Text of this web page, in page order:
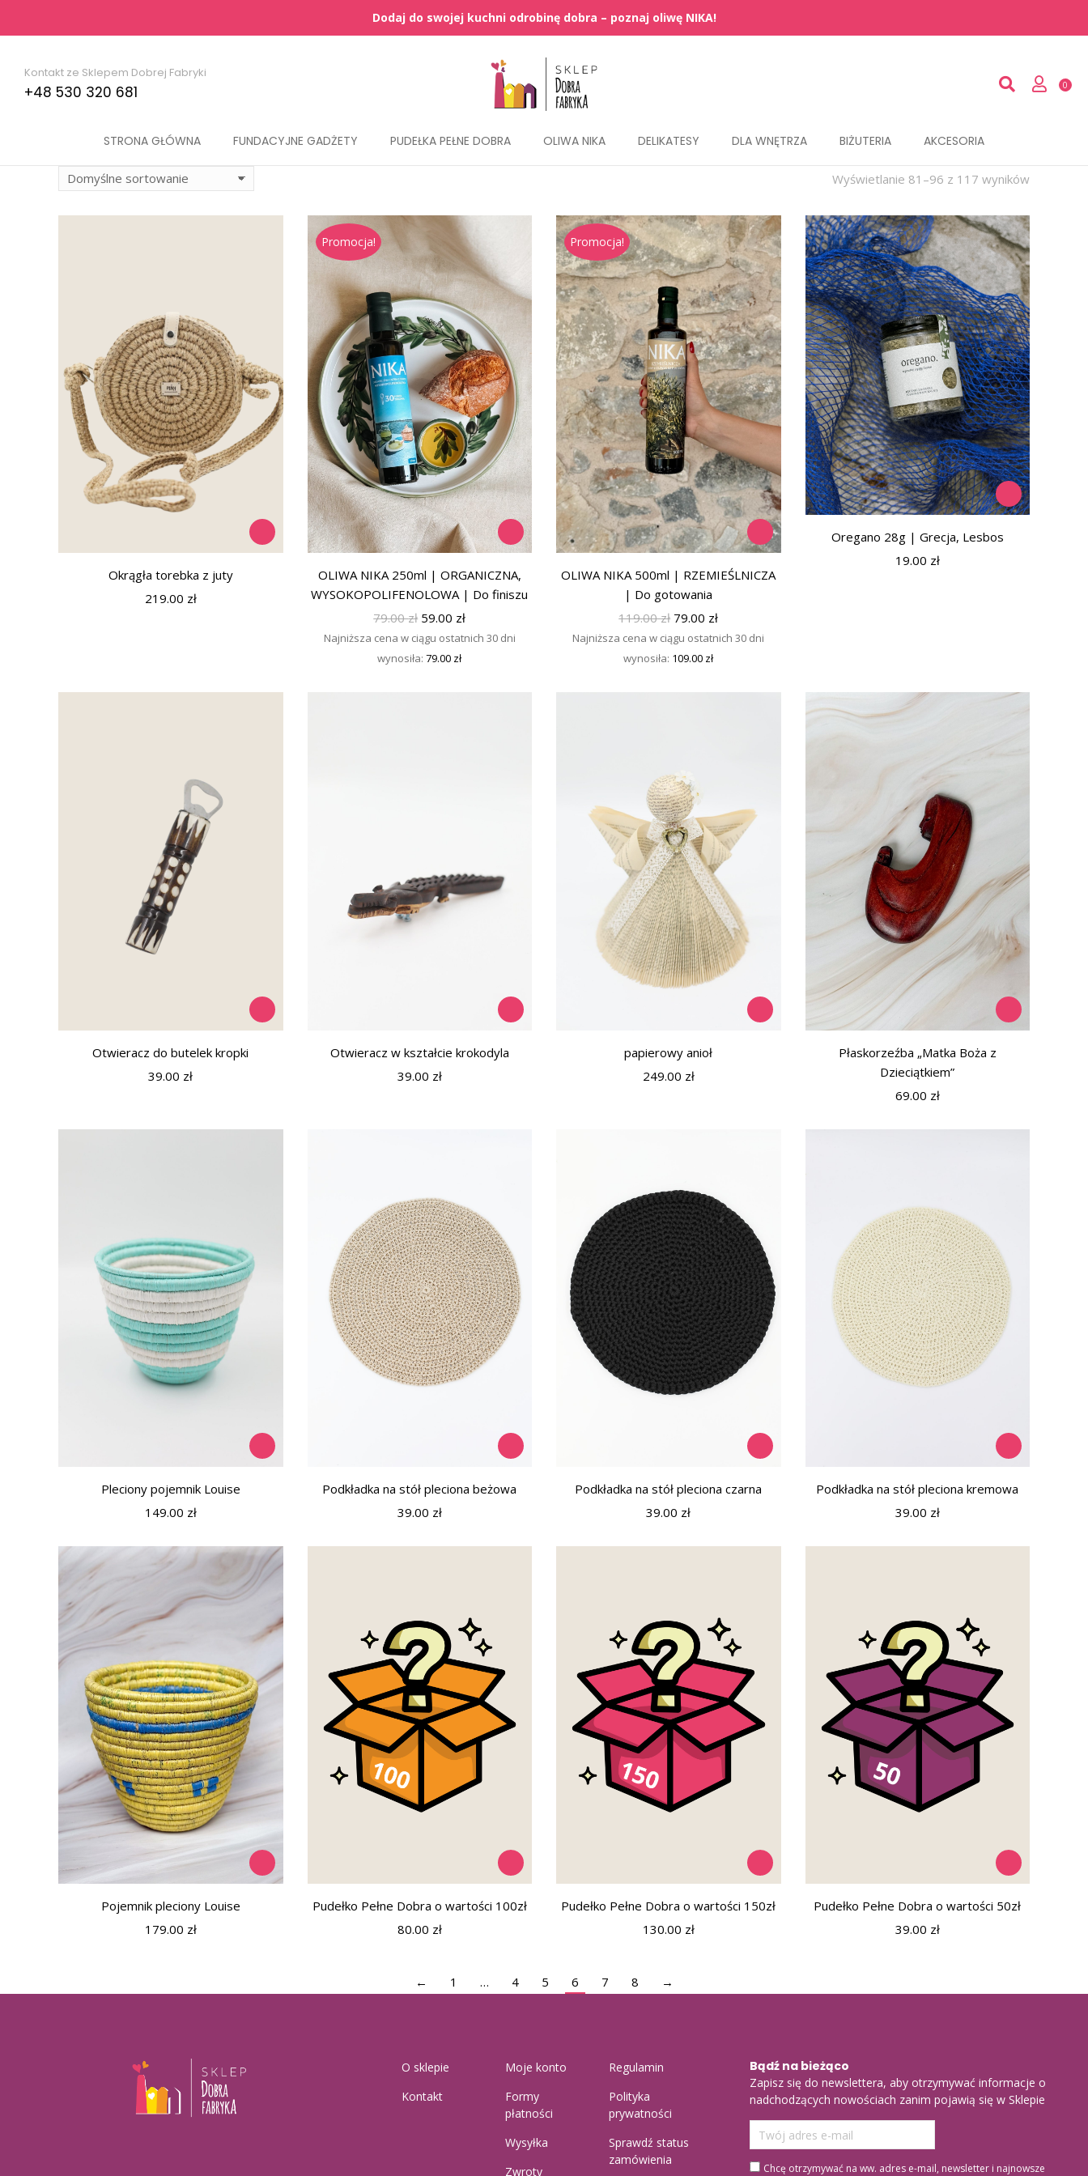
Kontakt ze Sklepem Dobrej Fabryki
+48 530 320 681
STRONA GŁÓWNA FUNDACYJNE GADŻETY PUDEŁKA PEŁNE DOBRA OLIWA NIKA DELIKATESY DLA WNĘTRZA BIŻUTERIA AKCESORIA
Wyświetlanie 81–96 z 117 wyników
Okrągła torebka z juty
219.00 zł
Promocja!
OLIWA NIKA 250ml | ORGANICZNA,
WYSOKOPOLIFENOLOWA | Do finiszu
79.00zł 59.00 zł
Najniższa cena w ciągu ostatnich 30 dni
wynosiła:79.00 zł
Promocja!
OLIWA NIKA 500ml | RZEMIEŚLNICZA
| Do gotowania
119.00zł 79.00 zł
Najniższa cena w ciągu ostatnich 30 dni
wynosiła: 109.00 zł
Oregano 28g | Grecja, Lesbos
19.00 zł
Otwieracz do butelek kropki
39.00 zł
Otwieracz w kształcie krokodyla
39.00 zł
papierowy anioł
249.00 zł
Płaskorzeźba „Matka Boża z
Dzieciątkiem”
69.00 zł
Pleciony pojemnik Louise
149.00 zł
Podkładka na stół pleciona beżowa
39.00 zł
Podkładka na stół pleciona czarna
39.00 zł
Podkładka na stół pleciona kremowa
39.00 zł
Pojemnik pleciony Louise
179.00 zł
Pudełko Pełne Dobra o wartości 100zł
80.00 zł
Pudełko Pełne Dobra o wartości 150zł
130.00 zł
Pudełko Pełne Dobra o wartości 50zł
39.00 zł
← 1 … 4 5 6 7 8 →
O sklepie
Kontakt
Moje konto
Formy
płatności
Wysyłka
Zwroty
Regulamin
Polityka
prywatności
Sprawdź status
zamówienia
Bądź na bieżąco
Zapisz się do newslettera, aby otrzymywać informacje o
nadchodzących nowościach zanim pojawią się w Sklepie
Chcę otrzymywać na ww. adres e-mail, newsletter i najnowsze